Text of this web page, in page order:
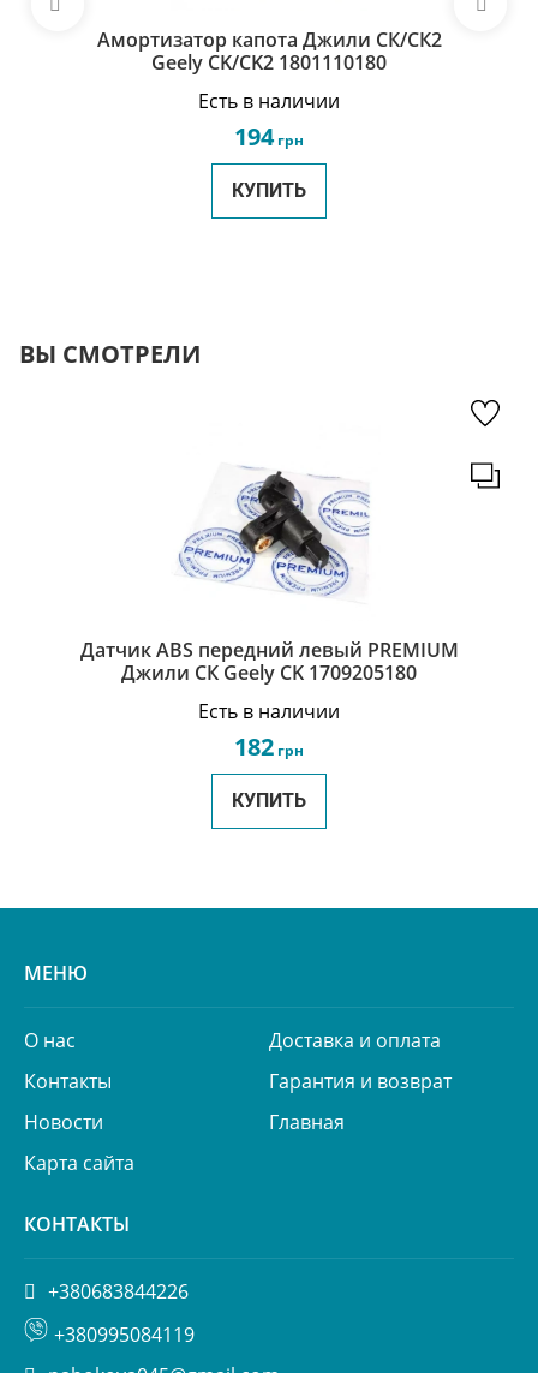
Амортизатор капота Джили СК/СК2
Geely CK/CK2 1801110180
Есть в наличии
194грн
КУПИТЬ
ВЫ СМОТРЕЛИ
Датчик ABS передний левый PREMIUM
Джили СК Geely CK 1709205180
Есть в наличии
182 грн
КУПИТЬ
МЕНЮ
О нас
Доставка и оплата
Контакты
Гарантия и возврат
Новости
Главная
Карта сайта
КОНТАКТЫ
+380683844226
+380995084119